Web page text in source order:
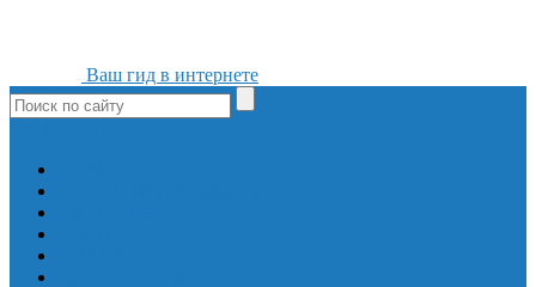
Ваш гид в интернете